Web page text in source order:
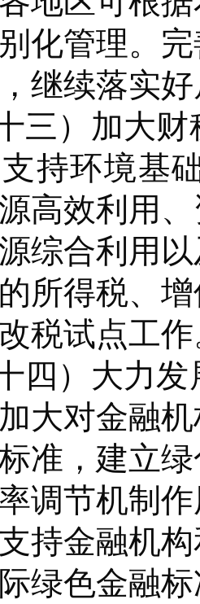
化管理。
继续落实
十三）加大
持环境基
高效利用
综合利用
所得税、
税试点工
十四）大力
大对金融
准，建立
调节机制
持金融机
绿色金融